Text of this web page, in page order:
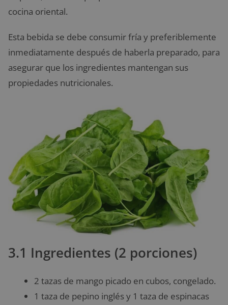
cocina oriental.
Esta bebida se debe consumir fría y preferiblemente
inmediatamente después de haberla preparado, para
asegurar que los ingredientes mantengan sus
propiedades nutricionales.
3.1 Ingredientes (2 porciones)
2 tazas de mango picado en cubos, congelado.
1 taza de pepino inglés y 1 taza de espinacas